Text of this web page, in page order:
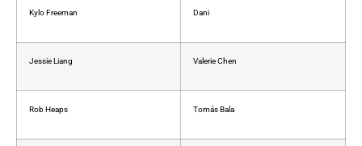
Kylo Freeman Dani
Jessie Liang Valerie Chen
Rob Heaps Tomás Bala